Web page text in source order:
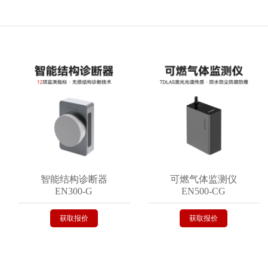
智能结构诊断器
EN300-G
获取报价
可燃气体监测仪
EN500-CG
获取报价